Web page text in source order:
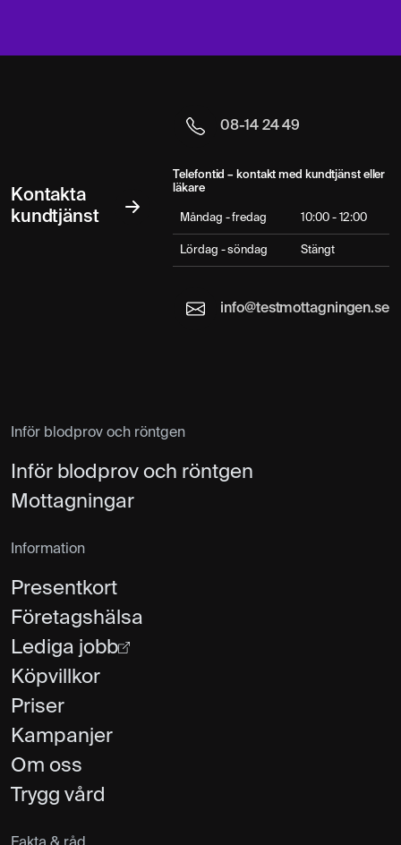
Kontakta
kundtjänst
08-14 24 49
Telefontid – kontakt med kundtjänst eller
läkare
Måndag - fredag 10:00 - 12:00
Lördag - söndag Stängt
info@testmottagningen.se
Inför blodprov och röntgen
Inför blodprov och röntgen
Mottagningar
Information
Presentkort
Företagshälsa
Lediga jobb
Köpvillkor
Priser
Kampanjer
Om oss
Trygg vård